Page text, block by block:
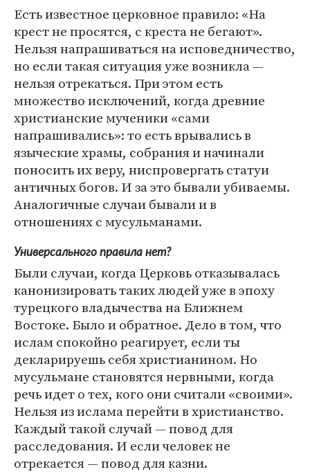
Есть известное церковное правило: «На
крест не просятся, с креста не бегают».
Нельзя напрашиваться на исповедничество,
но если такая ситуация уже возникла —
нельзя отрекаться. При этом есть
множество исключений, когда древние
христианские мученики «сами
напрашивались»: то есть врывались в
языческие храмы, собрания и начинали
поносить их веру, ниспровергать статуи
античных богов. И за это бывали убиваемы.
Аналогичные случаи бывали и в
отношениях с мусульманами.
Универсального правила нет?
Были случаи, когда Церковь отказывалась
канонизировать таких людей уже в эпоху
турецкого владычества на Ближнем
Востоке. Было и обратное. Дело в том, что
ислам спокойно реагирует, если ты
декларируешь себя христианином. Но
мусульмане становятся нервными, когда
речь идет о тех, кого они считали «своими».
Нельзя из ислама перейти в христианство.
Каждый такой случай — повод для
расследования. И если человек не
отрекается — повод для казни.